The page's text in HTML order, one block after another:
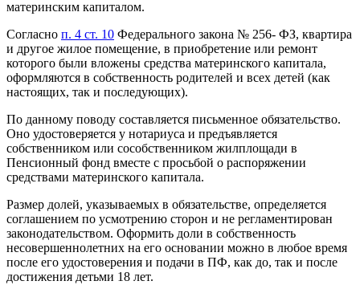
материнским капиталом.
Согласно п. 4 ст. 10 Федерального закона № 256- ФЗ, квартира
и другое жилое помещение, в приобретение или ремонт
которого были вложены средства материнского капитала,
оформляются в собственность родителей и всех детей (как
настоящих, так и последующих).
По данному поводу составляется письменное обязательство.
Оно удостоверяется у нотариуса и предъявляется
собственником или сособственником жилплощади в
Пенсионный фонд вместе с просьбой о распоряжении
средствами материнского капитала.
Размер долей, указываемых в обязательстве, определяется
соглашением по усмотрению сторон и не регламентирован
законодательством. Оформить доли в собственность
несовершеннолетних на его основании можно в любое время
после его удостоверения и подачи в ПФ, как до, так и после
достижения детьми 18 лет.